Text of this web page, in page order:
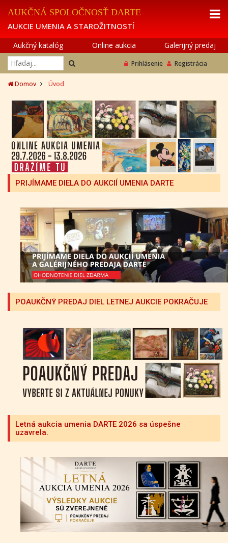
AUKČNÁ SPOLOČNOSŤ DARTE
AUKCIE UMENIA A STAROŽITNOSTÍ
Aukčný katalóg Online aukcia Galerijný predaj
Prihlásenie Registrácia
Domov Úvod
PRIJÍMAME DIELA DO AUKCIÍ UMENIA DARTE
POAUKČNÝ PREDAJ DIEL LETNEJ AUKCIE POKRAČUJE
Letná aukcia umenia DARTE 2026 sa úspešne
uzavrela.